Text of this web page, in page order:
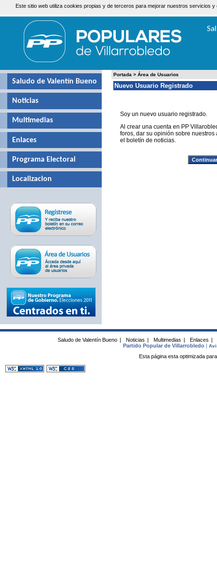
Este sitio web utiliza cookies propias y de terceros para mejorar nuestros servicios
Portada > Área de Usuarios
Nuevo Usuario Registrado
Soy un nuevo usuario registrado.
Al crear una cuenta en PP
foros, dar su opinión sobre
el boletín de noticias.
Saludo de Valentín Bueno
Noticias
Multimedias
Enlaces
Programa Electoral
Localizacion
Jueves, 6 de Agosto de 2026
Saludo de Valentín Bueno | Noticias | Multimedias | Enlaces |
Partido Popular de Villarrobledo |
Esta página esta optimizada